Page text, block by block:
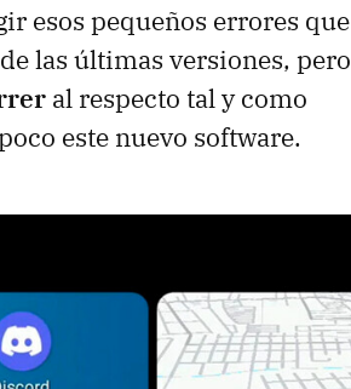
esos pequeños errores que
las últimas versiones, pero
al respecto tal y como
este nuevo software.